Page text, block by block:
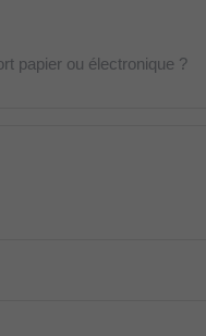
papier ou électronique ?